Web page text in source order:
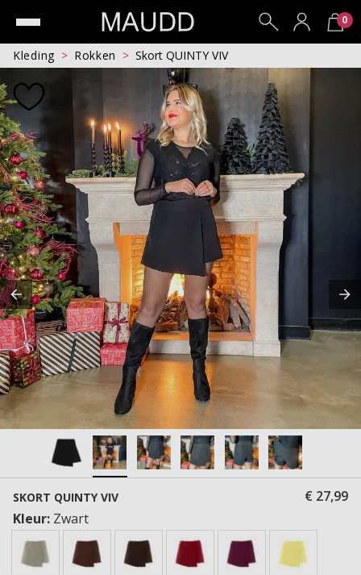
0
Kleding Rokken Skort QUINTY VIV
SKORT QUINTY VIV
€ 27,99
Kleur: Zwart